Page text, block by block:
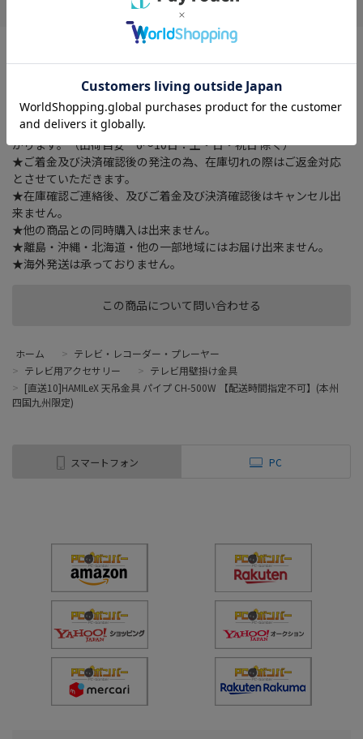
この商品について問い合わせる
※配送時の時間指定は出来ませんのでご了承下さいませ。
外形寸法 幅 54 × 奥行き 54 × 高さ 582 （mm）、総耐荷重
200kg、質量 約1.5kg、付属品 －
★ご注文確認後に在庫状況をお調べいたします。
★ご着金及び決済確認後の発注のため、お届けまでにお時間が掛
かります。（出荷目安 6～10日：土・日・祝日 除く）
★ご着金及び決済確認後の発注の為、在庫切れの際はご返金対応
とさせていただきます。
★在庫確認ご連絡後、及びご着金及び決済確認後はキャンセル出
来ません。
★他の商品との同時購入は出来ません。
★離島・沖縄・北海道・他の一部地域にはお届け出来ません。
★海外発送は承っておりません。
ホーム > テレビ・レコーダー・プレーヤー
> テレビ用アクセサリー > テレビ用壁掛け金具
> [直送10]HAMILeX 天吊金具 パイプ CH-500W 【配送時間指定不可】(本州
四国九州限定)
スマートフォン PC